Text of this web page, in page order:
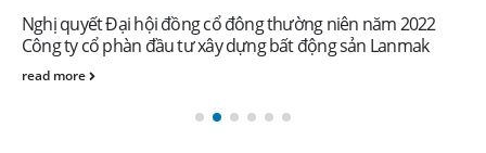
Nghị quyết Đại hội đồng cổ đông thường niên năm 2022
Công ty cổ phàn đầu tư xây dựng bất động sản Lanmak
read more